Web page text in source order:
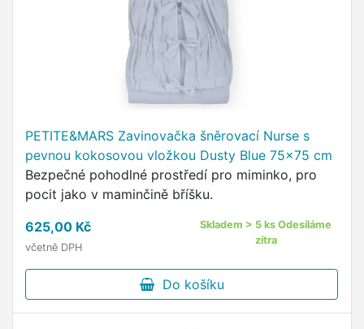
PETITE&MARS Zavinovačka šněrovací Nurse s
pevnou kokosovou vložkou Dusty Blue 75x75 cm
Bezpečné pohodlné prostředí pro miminko, pro
pocit jako v maminčině bříšku.
625,00 Kč
včetně DPH
Skladem > 5 ks Odesíláme
zítra
Do košíku